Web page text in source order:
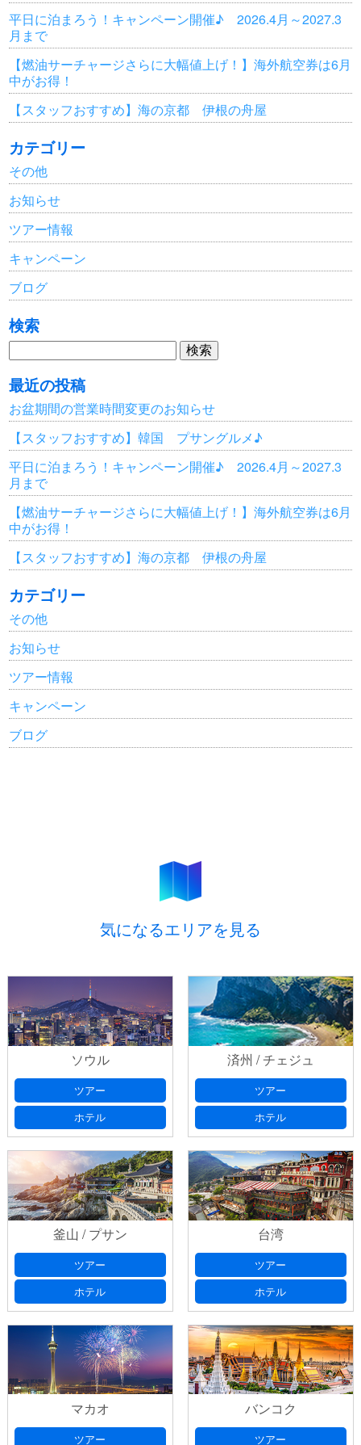
平日に泊まろう！キャンペーン開催♪ 2026.4月～2027.3
月まで
【燃油サーチャージさらに大幅値上げ！】海外航空券は6月
中がお得！
【スタッフおすすめ】海の京都 伊根の舟屋
カテゴリー
その他
お知らせ
ツアー情報
キャンペーン
ブログ
検索
検
索:
最近の投稿
お盆期間の営業時間変更のお知らせ
【スタッフおすすめ】韓国 プサングルメ♪
平日に泊まろう！キャンペーン開催♪ 2026.4月～2027.3
月まで
【燃油サーチャージさらに大幅値上げ！】海外航空券は6月
中がお得！
【スタッフおすすめ】海の京都 伊根の舟屋
カテゴリー
その他
お知らせ
ツアー情報
キャンペーン
ブログ
気になるエリアを見る
ソウル
ツアー
ホテル
済州 / チェジュ
ツアー
ホテル
釜山 / プサン
ツアー
ホテル
台湾
ツアー
ホテル
マカオ
ツアー
バンコク
ツアー